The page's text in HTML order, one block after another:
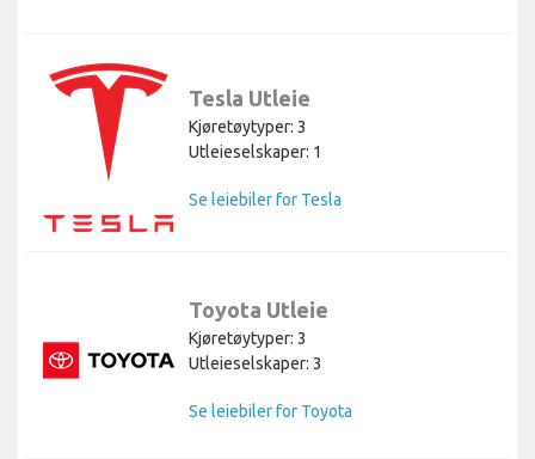
Tesla Utleie
Kjøretøytyper: 3
Utleieselskaper: 1
Se leiebiler for Tesla
Toyota Utleie
Kjøretøytyper: 3
Utleieselskaper: 3
Se leiebiler for Toyota